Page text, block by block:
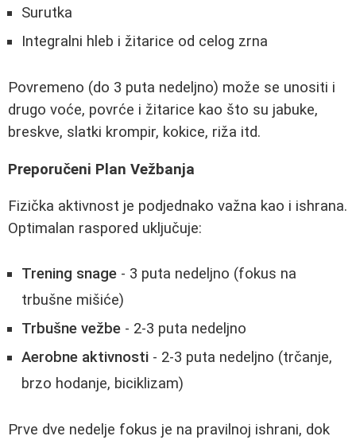
Surutka
Integralni hleb i žitarice od celog zrna
Povremeno (do 3 puta nedeljno) može se unositi i
drugo voće, povrće i žitarice kao što su jabuke,
breskve, slatki krompir, kokice, riža itd.
Preporučeni Plan Vežbanja
Fizička aktivnost je podjednako važna kao i ishrana.
Optimalan raspored uključuje:
Trening snage - 3 puta nedeljno (fokus na
trbušne mišiće)
Trbušne vežbe - 2-3 puta nedeljno
Aerobne aktivnosti - 2-3 puta nedeljno (trčanje,
brzo hodanje, biciklizam)
Prve dve nedelje fokus je na pravilnoj ishrani, dok